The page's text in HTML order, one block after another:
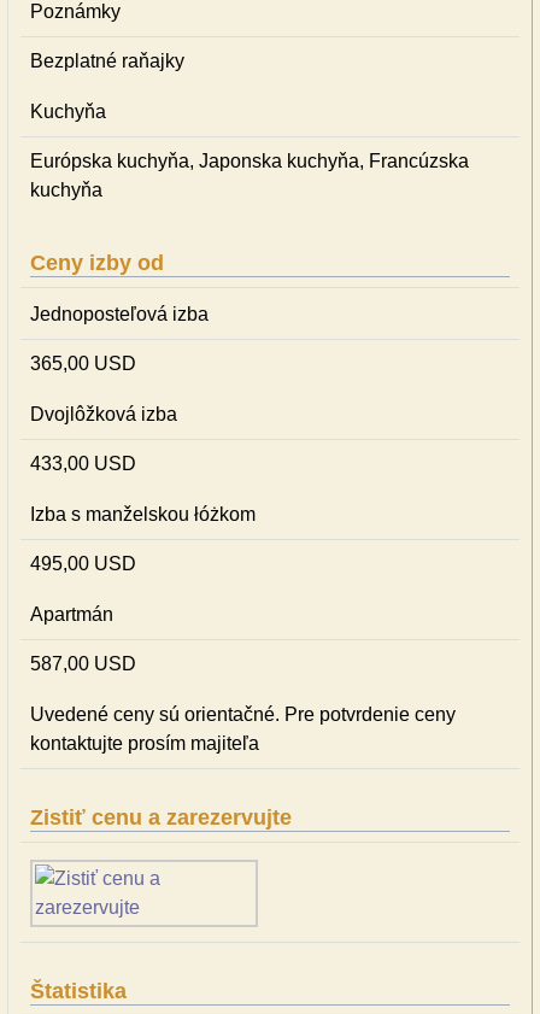
Poznámky
Bezplatné raňajky
Kuchyňa
Európska kuchyňa, Japonska kuchyňa, Francúzska
kuchyňa
Ceny izby od
Jednoposteľová izba
365,00 USD
Dvojlôžková izba
433,00 USD
Izba s manželskou łóżkom
495,00 USD
Apartmán
587,00 USD
Uvedené ceny sú orientačné. Pre potvrdenie ceny
kontaktujte prosím majiteľa
Zistiť cenu a zarezervujte
Štatistika